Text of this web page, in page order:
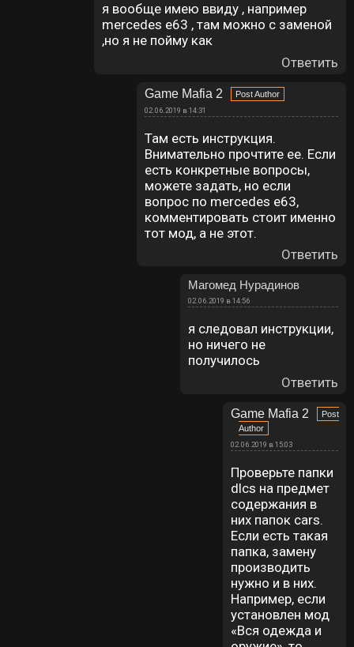
я вообще имею ввиду , например
mercedes e63 , там можно с заменой
,но я не пойму как
Ответить
Game Mafia 2
02.06.2019 в 14:31
Там есть инструкция.
Внимательно прочтите ее. Если
есть конкретные вопросы,
можете задать, но если
вопрос по mercedes e63,
комментировать стоит именно
тот мод, а не этот.
Ответить
Магомед Нурадинов
02.06.2019 в 14:56
я следовал инструкции,
но ничего не
получилось
Ответить
Game Mafia 2
02.06.2019 в 15:03
Проверьте папки
dlcs на предмет
содержания в
них папок cars.
Если есть такая
папка, замену
производить
нужно и в них.
Например, если
установлен мод
«Вся одежда и